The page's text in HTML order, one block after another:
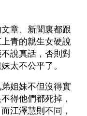
章、新聞裏都跟
青的親生女硬說
說真話，否則對
太不公平了。
姐妹不但沒得實
得他們都死掉，
江澤慧則不同，